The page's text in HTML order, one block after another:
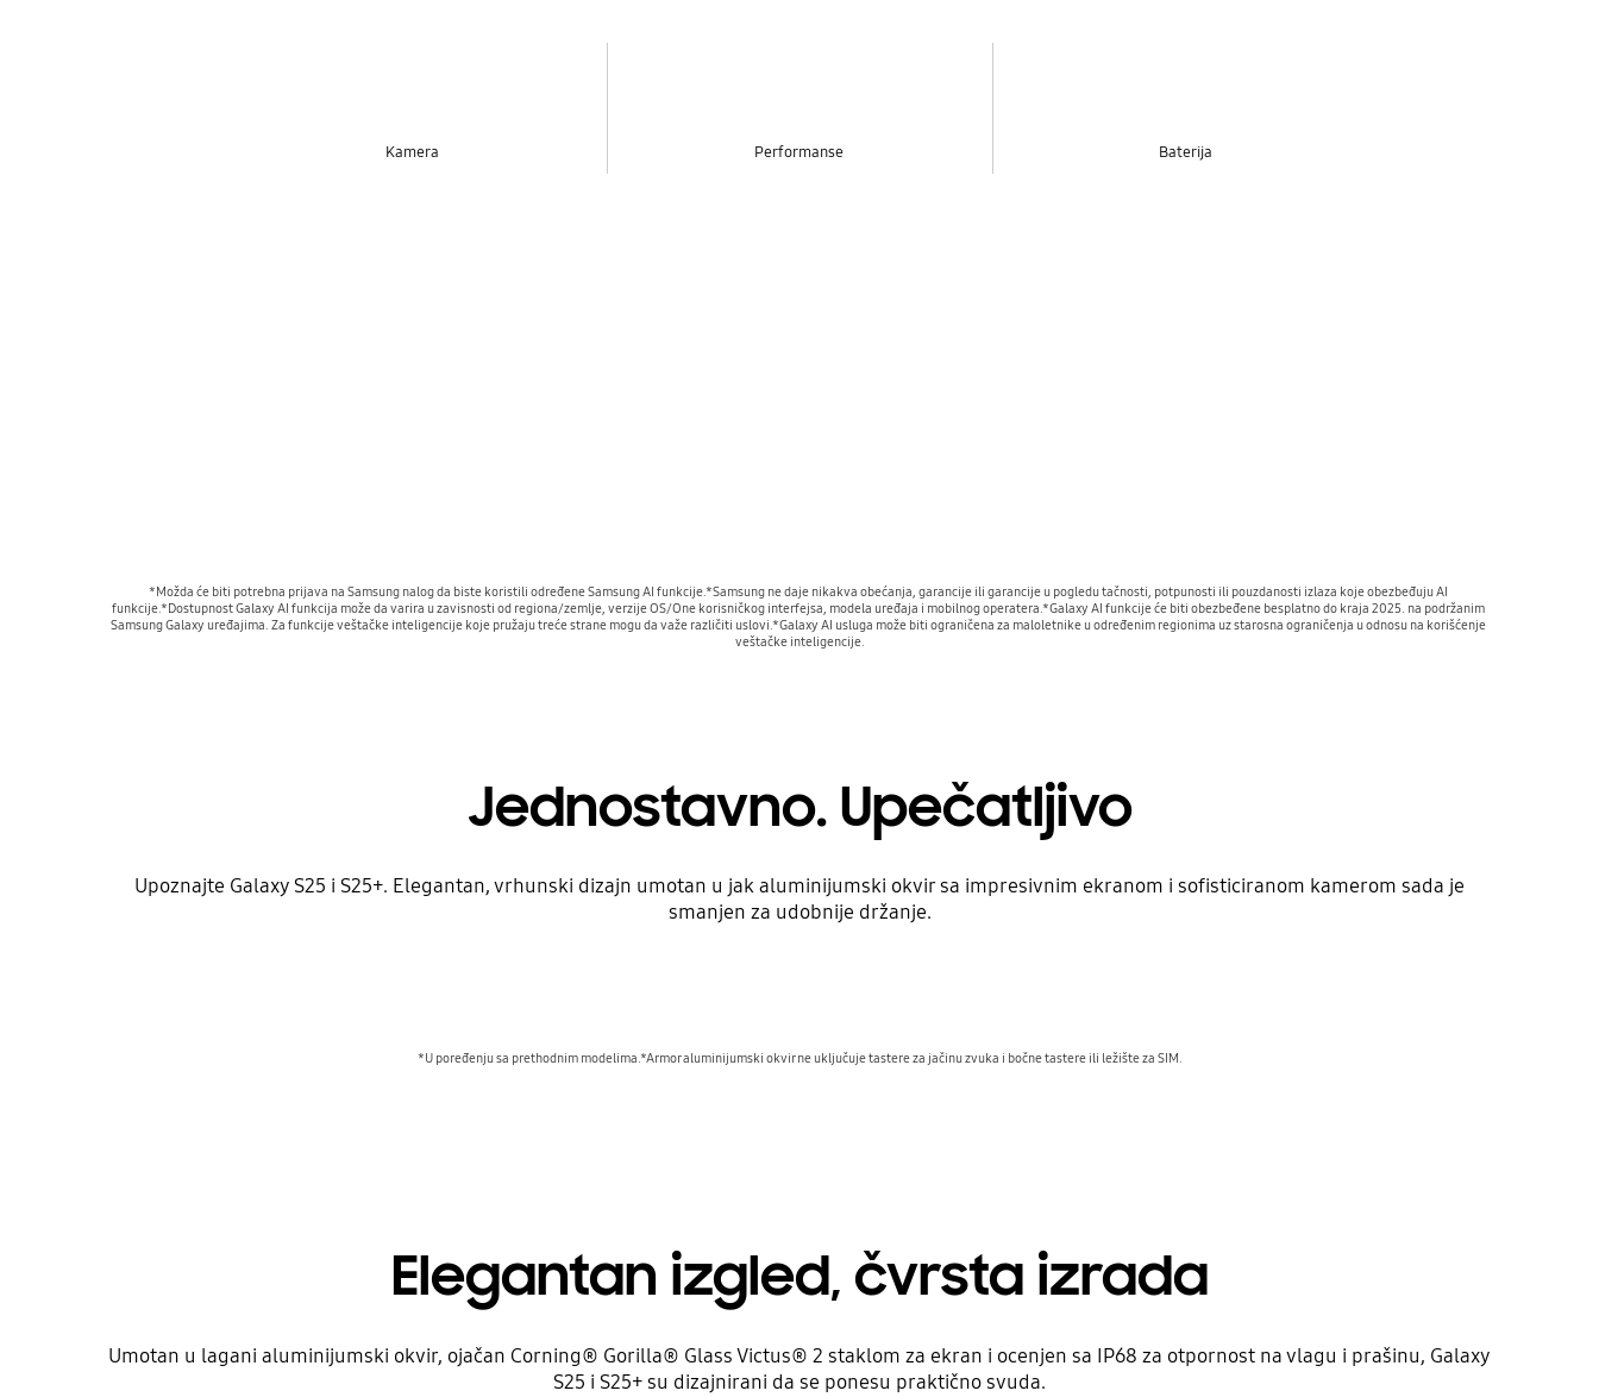
Kamera Performanse Baterija
*Možda će biti potrebna prijava na Samsung nalog da biste koristili određene Samsung AI funkcije.*Samsung ne daje nikakva obećanja, garancije ili garancije u pogledu tačnosti, potpunosti ili pouzdanosti izlaza koje obezbeđuju AI
funkcije.*Dostupnost Galaxy AI funkcija može da varira u zavisnosti od regiona/zemlje, verzije OS/One korisničkog interfejsa, modela uređaja i mobilnog operatera.*Galaxy AI funkcije će biti obezbeđene besplatno do kraja 2025. na podržanim
Samsung Galaxy uređajima. Za funkcije veštačke inteligencije koje pružaju treće strane mogu da važe različiti uslovi.*Galaxy AI usluga može biti ograničena za maloletnike u određenim regionima uz starosna ograničenja u odnosu na korišćenje
veštačke inteligencije.
Jednostavno. Upečatljivo
Upoznajte Galaxy S25 i S25+. Elegantan, vrhunski dizajn umotan u jak aluminijumski okvir sa impresivnim ekranom i sofisticiranom kamerom sada je
smanjen za udobnije držanje.
*U poređenju sa prethodnim modelima.*Armor aluminijumski okvir ne uključuje tastere za jačinu zvuka i bočne tastere ili ležište za SIM.
Elegantan izgled, čvrsta izrada
Umotan u lagani aluminijumski okvir, ojačan Corning® Gorilla® Glass Victus® 2 staklom za ekran i ocenjen sa IP68 za otpornost na vlagu i prašinu, Galaxy
S25 i S25+ su dizajnirani da se ponesu praktično svuda.